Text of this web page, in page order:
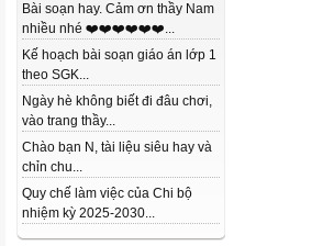
Bài soạn hay. Cảm ơn thầy Nam
nhiều nhé ❤️❤️❤️❤️❤️❤️...
Kế hoạch bài soạn giáo án lớp 1
theo SGK...
Ngày hè không biết đi đâu chơi,
vào trang thầy...
Chào bạn N, tài liệu siêu hay và
chỉn chu...
Quy chế làm việc của Chi bộ
nhiệm kỳ 2025-2030...